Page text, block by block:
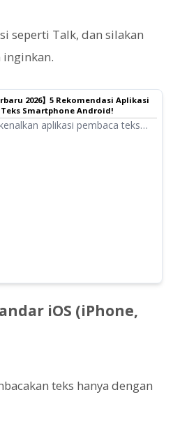
seperti Talk, dan silakan
inginkan.
2026】5 Rekomendasi Aplikasi
Teks Smartphone Android!
aplikasi pembaca teks
iOS (iPhone,
teks hanya dengan